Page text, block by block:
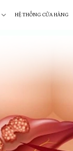
HỆ THỐNG CỬA HÀNG